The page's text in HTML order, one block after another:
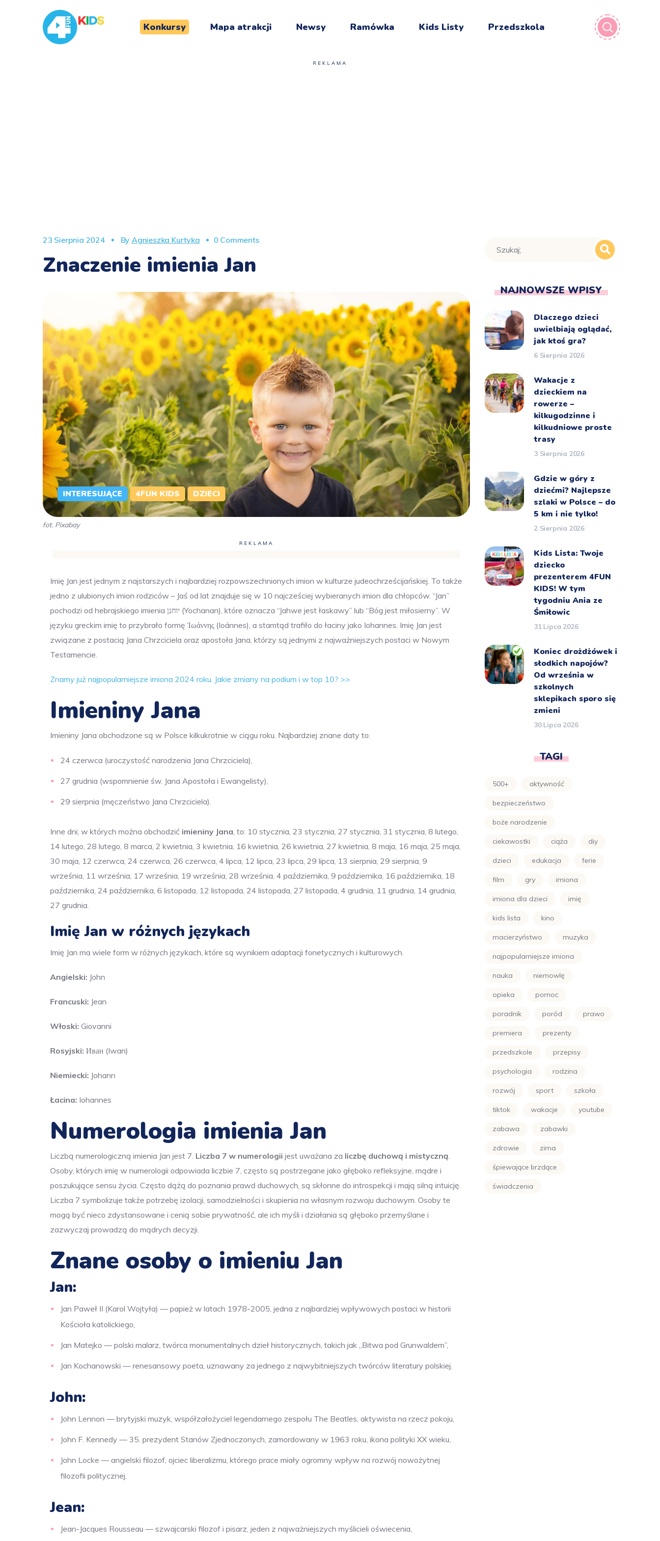
Konkursy Mapa atrakcji Newsy Ramówka Kids Listy Przedszkola
REKLAMA
23 Sierpnia 2024 ByAgnieszka Kurtyka 0 Comments
Znaczenie imienia Jan
fot. Pixabay
INTERESUJĄCE 4FUN KIDS DZIECI
REKLAMA
Imię Jan jest jednym z najstarszych i najbardziej rozpowszechnionych imion w kulturze judeochrześcijańskiej. To także
jedno z ulubionych imion rodziców – Jaś od lat znajduje się w 10 najcześciej wybieranych imion dla chłopców. “Jan”
pochodzi od hebrajskiego imienia יוחנן (Yochanan), które oznacza “Jahwe jest łaskawy” lub “Bóg jest miłosierny”. W
języku greckim imię to przybrało formę Ἰωάννης (Ioánnes), a stamtąd trafiło do łaciny jako Iohannes. Imię Jan jest
związane z postacią Jana Chrzciciela oraz apostoła Jana, którzy są jednymi z najważniejszych postaci w Nowym
Testamencie.
Znamy już najpopularniejsze imiona 2024 roku. Jakie zmiany na podium i w top 10? >>
Imieniny Jana
Imieniny Jana obchodzone są w Polsce kilkukrotnie w ciągu roku. Najbardziej znane daty to:
24 czerwca (uroczystość narodzenia Jana Chrzciciela),
27 grudnia (wspomnienie św. Jana Apostoła i Ewangelisty),
29 sierpnia (męczeństwo Jana Chrzciciela).
Inne dni, w których można obchodzić imieniny Jana , to: 10 stycznia, 23 stycznia, 27 stycznia, 31 stycznia, 8 lutego,
14 lutego, 28 lutego, 8 marca, 2 kwietnia, 3 kwietnia, 16 kwietnia, 26 kwietnia, 27 kwietnia, 8 maja, 16 maja, 25 maja,
30 maja, 12 czerwca, 24 czerwca, 26 czerwca, 4 lipca, 12 lipca, 23 lipca, 29 lipca, 13 sierpnia, 29 sierpnia, 9
września, 11 września, 17 września, 19 września, 28 września, 4 października, 9 października, 16 października, 18
października, 24 października, 6 listopada, 12 listopada, 24 listopada, 27 listopada, 4 grudnia, 11 grudnia, 14 grudnia,
27 grudnia.
Imię Jan w różnych językach
Imię Jan ma wiele form w różnych językach, które są wynikiem adaptacji fonetycznych i kulturowych.
Angielski: John
Francuski: Jean
Włoski: Giovanni
Rosyjski: Иван (Iwan)
Niemiecki: Johann
Łacina: Iohannes
Numerologia imienia Jan
Liczbą numerologiczną imienia Jan jest 7. Liczba 7 w numerologii jest uważana za liczbę duchową i mistyczną
Osoby, których imię w numerologii odpowiada liczbie 7, często są postrzegane jako głęboko refleksyjne, mądre i
poszukujące sensu życia. Często dążą do poznania prawd duchowych, są skłonne do introspekcji i mają silną intuicję.
Liczba 7 symbolizuje także potrzebę izolacji, samodzielności i skupienia na własnym rozwoju duchowym. Osoby te
mogą być nieco zdystansowane i cenią sobie prywatność, ale ich myśli i działania są głęboko przemyślane i
zazwyczaj prowadzą do mądrych decyzji.
Znane osoby o imieniu Jan
Jan:
Jan Paweł II (Karol Wojtyła) — papież w latach 1978-2005, jedna z najbardziej wpływowych postaci w historii
Kościoła katolickiego,
Jan Matejko — polski malarz, twórca monumentalnych dzieł historycznych, takich jak „Bitwa pod Grunwaldem”,
Jan Kochanowski — renesansowy poeta, uznawany za jednego z najwybitniejszych twórców literatury polskiej.
John:
John Lennon — brytyjski muzyk, współzałożyciel legendarnego zespołu The Beatles, aktywista na rzecz pokoju,
John F. Kennedy — 35. prezydent Stanów Zjednoczonych, zamordowany w 1963 roku, ikona polityki XX wieku,
John Locke — angielski filozof, ojciec liberalizmu, którego prace miały ogromny wpływ na rozwój nowożytnej
filozofii politycznej.
Jean:
Jean-Jacques Rousseau — szwajcarski filozof i pisarz, jeden z najważniejszych myślicieli oświecenia,
NAJNOWSZE WPISY
Dlaczego dzieci
uwielbiają oglądać,
jak ktoś gra?
6 Sierpnia 2026
Wakacje z
dzieckiem na
rowerze –
kilkugodzinne i
kilkudniowe proste
trasy
3 Sierpnia 2026
Gdzie w góry z
dziećmi? Najlepsze
szlaki w Polsce – do
5 km i nie tylko!
2 Sierpnia 2026
Kids Lista: Twoje
dziecko
prezenterem 4FUN
KIDS! W tym
tygodniu Ania ze
Śmiłowic
31 Lipca 2026
Koniec drożdżówek i
słodkich napojów?
Od września w
szkolnych
sklepikach sporo się
zmieni
30 Lipca 2026
TAGI
500+ aktywność
bezpieczeństwo
boże narodzenie
ciekawostki ciąża diy
dzieci edukacja ferie
film gry imiona
imiona dla dzieci imię
kids lista kino
macierzyństwo muzyka
najpopularniejsze imiona
nauka niemowlę
opieka pomoc
poradnik poród prawo
premiera prezenty
przedszkole przepisy
psychologia rodzina
rozwój sport szkoła
tiktok wakacje youtube
zabawa zabawki
zdrowie zima
śpiewające brzdące
świadczenia